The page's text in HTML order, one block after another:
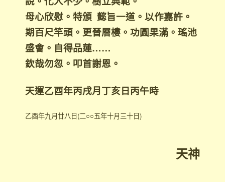
母心欣慰。特頒 懿旨一道。以作嘉許。
期百尺竿頭。更晉層樓。功圓果滿。瑤池
盛會。自得品蓮……
欽哉勿忽。叩首謝恩。
天運乙酉年丙戌月丁亥日丙午時
乙酉年九月廿八日(二○○五年十月三十日)
天神